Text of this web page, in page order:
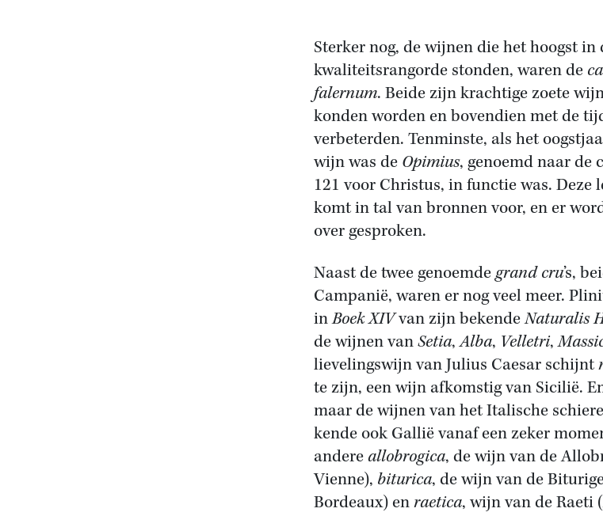
Sterker nog, de wijnen die het hoogst in
kwaliteitsrangorde stonden, waren de
falernum. Beide zijn krachtige zoete
konden worden en bovendien met de
verbeterden. Tenminste, als het
wijn was de Opimius, genoemd naar de
121 voor Christus, in functie was. Deze
komt in tal van bronnen voor, en er
over gesproken.
Naast de twee genoemdegrand cru’s,
Campanië, waren er nog veel meer.
inBoek XIVvan zijn bekendeNaturalis
de wijnen vanSetia,Alba, Velletri,
lievelingswijn van Julius Caesar schijnt
te zijn, een wijn afkomstig van Sicilië.
maar de wijnen van het Italische
kende ook Gallië vanaf een zeker
andereallobrogica, de wijn van de
Vienne), biturica, de wijn van de
Bordeaux) enraetica, wijn van de Raeti